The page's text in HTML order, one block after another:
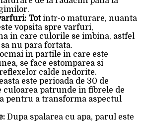
Totintr-o maturare, nuanta
vopsita spre varfuri,
in care culorile se imbina, astfel
nu para fortata.
in partile in care este
se face estomparea si
calde nedorite.
este perioada de 30 de
patrunde in fibrele de
pentru a transforma aspectul
Dupa spalarea cu apa, parul este